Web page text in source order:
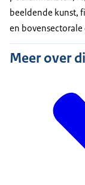
beeldende kunst,
en
Meer over